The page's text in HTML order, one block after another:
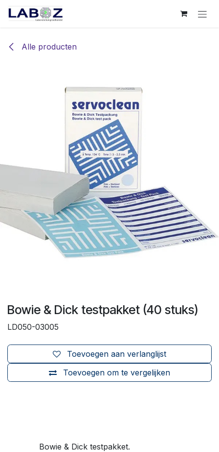
Overslaan naar inhoud
Alle producten
Bowie & Dick testpakket (40 stuks)
LD050-03005
Toevoegen om te vergelijken
Toevoegen aan verlanglijst
Bowie & Dick testpakket.